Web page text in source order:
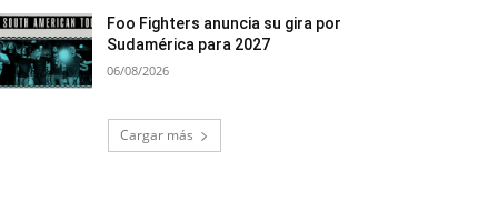
Foo Fighters anuncia su gira por
Sudamérica para 2027
06/08/2026
Cargar más